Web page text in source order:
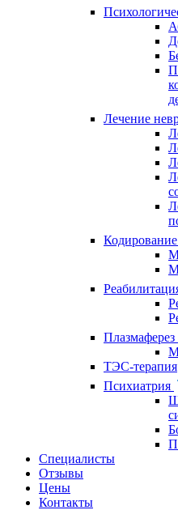
Лечение
Кодирование
Плазмаферез
ТЭС-терапия
Психиатрия
Специалисты
Отзывы
Цены
Контакты